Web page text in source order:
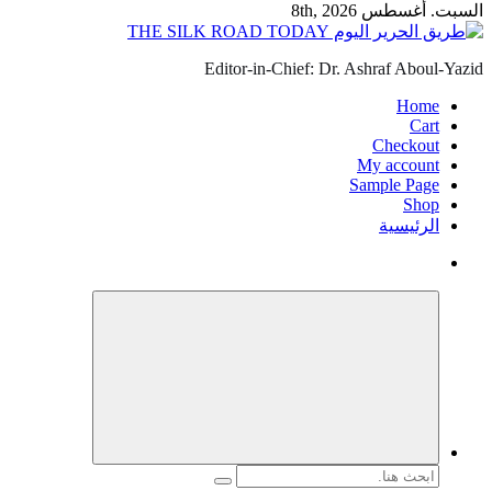
السبت. أغسطس 8th, 2026
Editor-in-Chief: Dr. Ashraf Aboul-Yazid
Home
Cart
Checkout
My account
Sample Page
Shop
الرئيسية
البحث